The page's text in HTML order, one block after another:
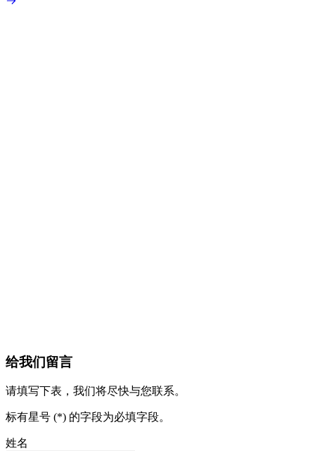
给我们留言
请填写下表，我们将尽快与您联系。
标有星号 (*) 的字段为必填字段。
姓名